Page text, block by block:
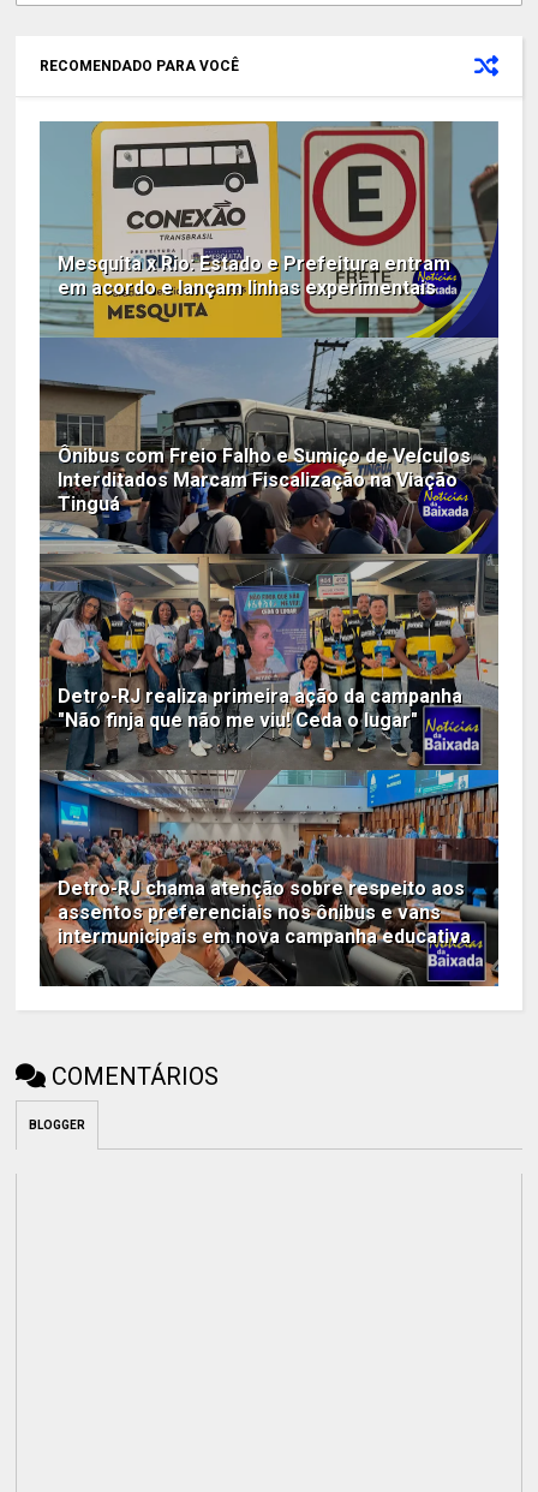
RECOMENDADO PARA VOCÊ
Mesquita x Rio: Estado e Prefeitura entram
em acordo e lançam linhas experimentais
Ônibus com Freio Falho e Sumiço de Veículos
Interditados Marcam Fiscalização na Viação
Tinguá
Detro-RJ realiza primeira ação da campanha
"Não finja que não me viu! Ceda o lugar"
Detro-RJ chama atenção sobre respeito aos
assentos preferenciais nos ônibus e vans
intermunicipais em nova campanha educativa
COMENTÁRIOS
BLOGGER